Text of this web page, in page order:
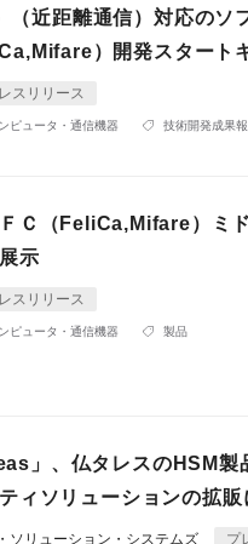
近距離通信）対応のソ
）開発スタート
スリリース
ピュータ・通信機器 技術開発成果
Ｃ（FeliCa,Mifare）ミ
示
スリリース
ピュータ・通信機器 製品
」、仏タレスのHSM
ィソリューションの拡販
ソリューション・システムズ プ